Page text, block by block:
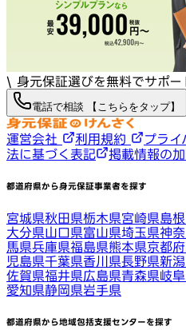
\ 身元保証選びを無料でサポ
電話で相談 【こちらをタップ】
運営会社 利用規約 プライ
法に基づく表記
掲載情報の
都道府県から身元保証事業者を探す
宮城県秋田県栃木県宮崎県島
大分県山口県富山県埼玉県神
馬県兵庫県福島県熊本県京都府
児島県千葉県香川県長野県新
佐賀県福井県広島県青森県岐
愛知県静岡県岩手県
都道府県から地域包括支援センターを探す